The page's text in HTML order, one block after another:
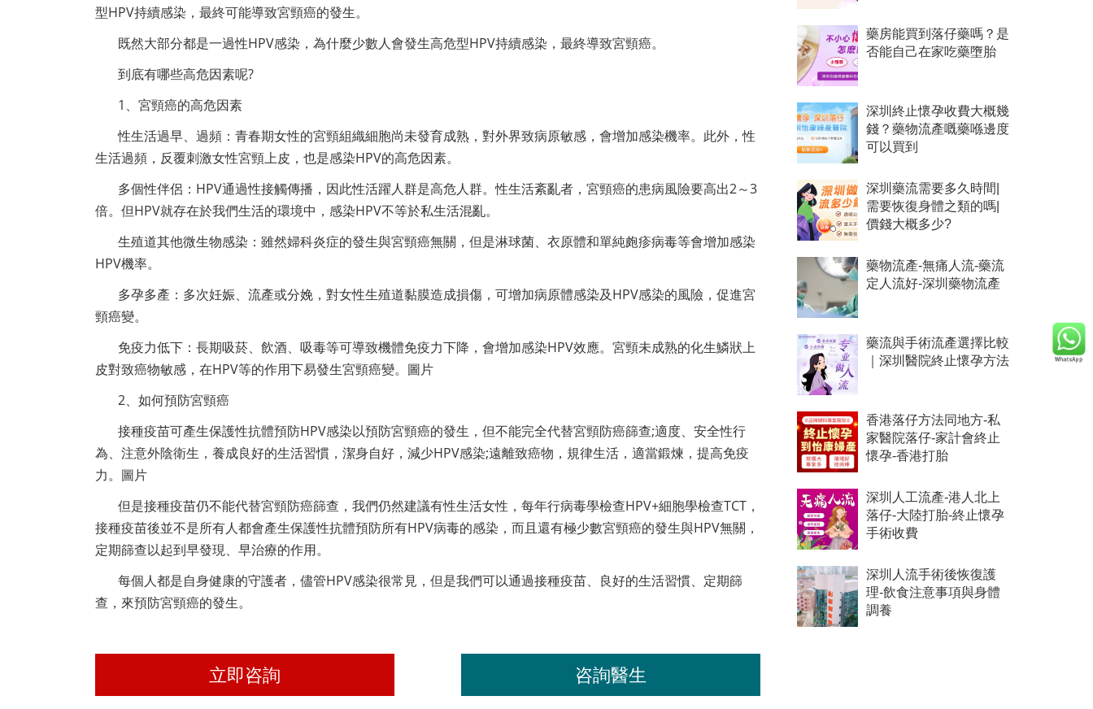
型HPV持續感染，最終可能導致宮頸癌的發生。
既然大部分都是一過性HPV感染，為什麼少數人會發生高危型HPV持續感染，最終導致宮頸癌。
到底有哪些高危因素呢?
1、宮頸癌的高危因素
性生活過早、過頻：青春期女性的宮頸組織細胞尚未發育成熟，對外界致病原敏感，會增加感染機率。此外，性
生活過頻，反覆刺激女性宮頸上皮，也是感染HPV的高危因素。
多個性伴侶：HPV通過性接觸傳播，因此性活躍人群是高危人群。性生活紊亂者，宮頸癌的患病風險要高出2～3
倍。但HPV就存在於我們生活的環境中，感染HPV不等於私生活混亂。
生殖道其他微生物感染：雖然婦科炎症的發生與宮頸癌無關，但是淋球菌、衣原體和單純皰疹病毒等會增加感染
HPV機率。
多孕多產：多次妊娠、流產或分娩，對女性生殖道黏膜造成損傷，可增加病原體感染及HPV感染的風險，促進宮
頸癌變。
免疫力低下：長期吸菸、飲酒、吸毒等可導致機體免疫力下降，會增加感染HPV效應。宮頸未成熟的化生鱗狀上
皮對致癌物敏感，在HPV等的作用下易發生宮頸癌變。圖片
2、如何預防宮頸癌
接種疫苗可產生保護性抗體預防HPV感染以預防宮頸癌的發生，但不能完全代替宮頸防癌篩查;適度、安全性行
為、注意外陰衛生，養成良好的生活習慣，潔身自好，減少HPV感染;遠離致癌物，規律生活，適當鍛煉，提高免疫
力。圖片
但是接種疫苗仍不能代替宮頸防癌篩查，我們仍然建議有性生活女性，每年行病毒學檢查HPV+細胞學檢查TCT，
接種疫苗後並不是所有人都會產生保護性抗體預防所有HPV病毒的感染，而且還有極少數宮頸癌的發生與HPV無關，
定期篩查以起到早發現、早治療的作用。
每個人都是自身健康的守護者，儘管HPV感染很常見，但是我們可以通過接種疫苗、良好的生活習慣、定期篩
查，來預防宮頸癌的發生。
立即咨詢 咨詢醫生
藥房能買到落仔藥嗎？是
否能自己在家吃藥墮胎
深圳終止懷孕收費大概幾
錢？藥物流產嘅藥喺邊度
可以買到
深圳藥流需要多久時間|
需要恢復身體之類的嗎|
價錢大概多少?
藥物流產-無痛人流-藥流
定人流好-深圳藥物流產
藥流與手術流產選擇比較
｜深圳醫院終止懷孕方法
香港落仔方法同地方-私
家醫院落仔-家計會終止
懷孕-香港打胎
深圳人工流產-港人北上
落仔-大陸打胎-終止懷孕
手術收費
深圳人流手術後恢復護
理-飲食注意事項與身體
調養